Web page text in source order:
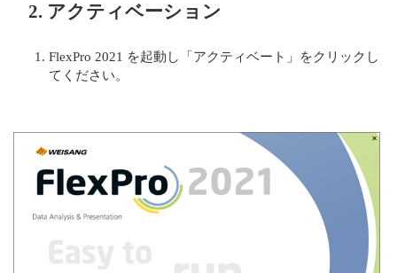
2. アクティベーション
FlexPro 2021 を起動し「アクティベート」をクリックし
てください。